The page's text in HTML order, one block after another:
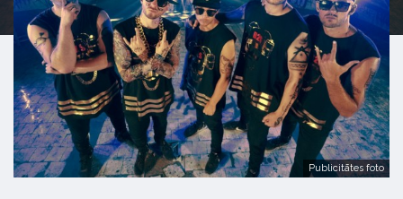
Publicitātes foto